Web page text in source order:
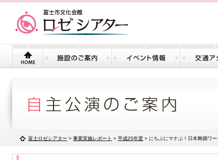
富士ロゼシアター > 事業実施レポート > 平成25年度 > にちぶにマナぶ！日本舞踊ワ